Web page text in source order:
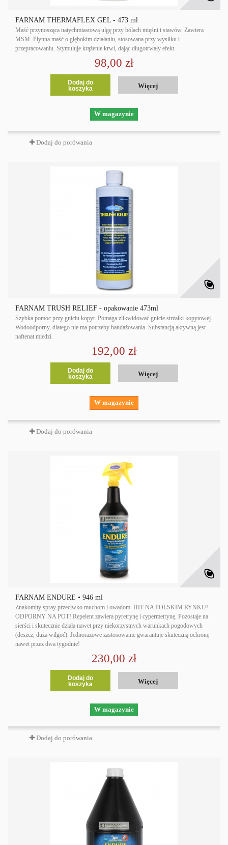
FARNAM THERMAFLEX GEL - 473 ml
Maść przynosząca natychmiastową ulgę przy bólach mięśni i stawów. Zawiera
MSM. Płynna maść o głębokim działaniu, stosowana przy wysiłku i
przepracowaniu. Stymuluje krążenie krwi, dając długotrwały efekt.
98,00 zł
Dodaj do
koszyka
Więcej
W magazynie
Dodaj do porówania
FARNAM TRUSH RELIEF - opakowanie 473ml
Szybka pomoc przy gniciu kopyt. Pomaga zlikwidować gnicie strzałki kopytowej.
Wodoodporny, dlatego nie ma potrzeby bandażowania. Substancją aktywną jest
naftenat miedzi.
192,00 zł
Dodaj do
koszyka
Więcej
W magazynie
Dodaj do porówania
FARNAM ENDURE • 946 ml
Znakomity spray przeciwko muchom i owadom. HIT NA POLSKIM RYNKU!
ODPORNY NA POT! Repelent zawiera pyretrynę i cypermetrynę. Pozostaje na
sierści i skutecznie działa nawet przy niekorzystnych warunkach pogodowych
(deszcz, duża wilgoć). Jednorazowe zastosowanie gwarantuje skuteczną ochronę
nawet przez dwa tygodnie!
230,00 zł
Dodaj do
koszyka
Więcej
W magazynie
Dodaj do porówania